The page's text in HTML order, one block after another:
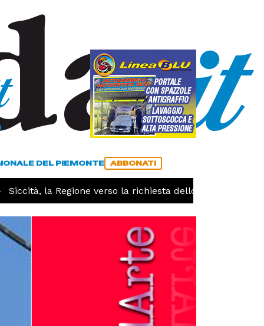
DEL PIEMONTE ABBONATI
la Regione verso la richiesta dello stato di